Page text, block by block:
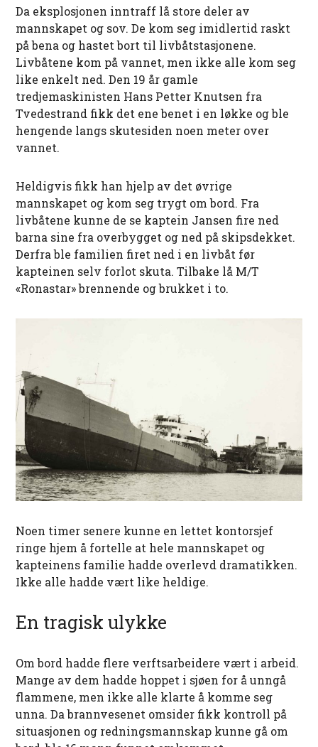
Da eksplosjonen inntraff lå store deler av
mannskapet og sov. De kom seg imidlertid raskt
på bena og hastet bort til livbåtstasjonene.
Livbåtene kom på vannet, men ikke alle kom seg
like enkelt ned. Den 19 år gamle
tredjemaskinisten Hans Petter Knutsen fra
Tvedestrand fikk det ene benet i en løkke og ble
hengende langs skutesiden noen meter over
vannet.
Heldigvis fikk han hjelp av det øvrige
mannskapet og kom seg trygt om bord. Fra
livbåtene kunne de se kaptein Jansen fire ned
barna sine fra overbygget og ned på skipsdekket.
Derfra ble familien firet ned i en livbåt før
kapteinen selv forlot skuta. Tilbake lå M/T
«Ronastar» brennende og brukket i to.
Noen timer senere kunne en lettet kontorsjef
ringe hjem å fortelle at hele mannskapet og
kapteinens familie hadde overlevd dramatikken.
Ikke alle hadde vært like heldige.
En tragisk ulykke
Om bord hadde flere verftsarbeidere vært i arbeid.
Mange av dem hadde hoppet i sjøen for å unngå
flammene, men ikke alle klarte å komme seg
unna. Da brannvesenet omsider fikk kontroll på
situasjonen og redningsmannskap kunne gå om